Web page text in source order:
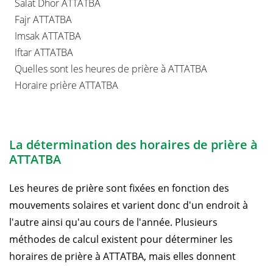
Salat Dhor ATTATBA
Fajr ATTATBA
Imsak ATTATBA
Iftar ATTATBA
Quelles sont les heures de prière à ATTATBA
Horaire prière ATTATBA
La détermination des horaires de prière à
ATTATBA
Les heures de prière sont fixées en fonction des
mouvements solaires et varient donc d'un endroit à
l'autre ainsi qu'au cours de l'année. Plusieurs
méthodes de calcul existent pour déterminer les
horaires de prière à ATTATBA, mais elles donnent